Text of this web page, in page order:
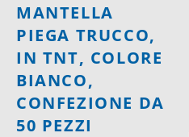
MANTELLA
PIEGA TRUCCO,
IN TNT, COLORE
BIANCO,
CONFEZIONE DA
50 PEZZI